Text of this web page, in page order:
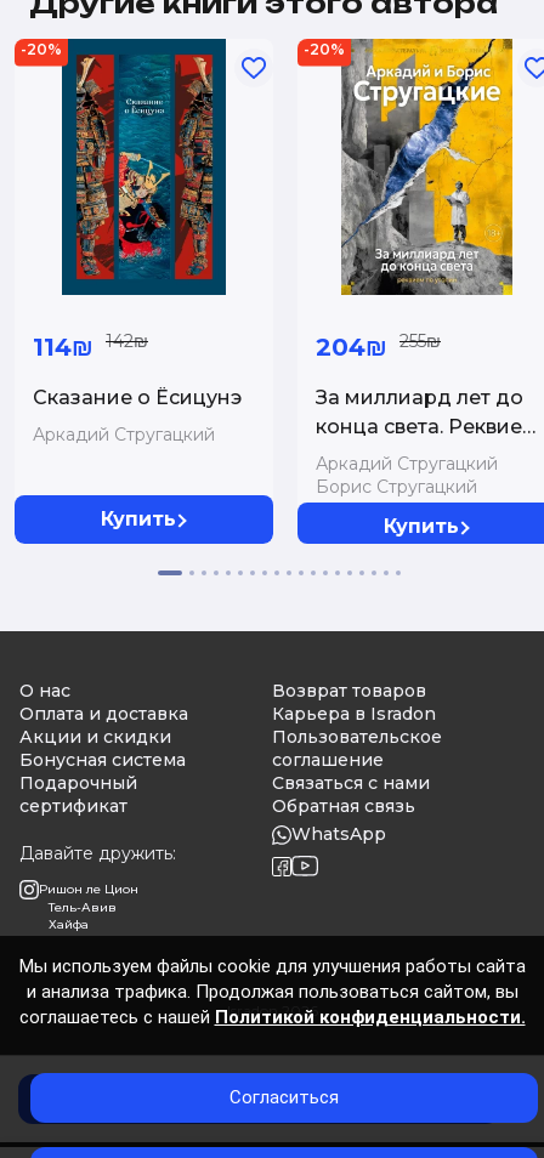
Добавить в корзину
-20%
114₪ 142₪
Сказание о Ёсицунэ
Аркадий Стругацкий
Купить
-20%
204₪ 255₪
За миллиард лет до
конца света. Реквием
по утопии
Аркадий Стругацкий
Борис Стругацкий
Купить
О нас
Оплата и доставка
Акции и скидки
Бонусная система
Подарочный
сертификат
Давайте дружить:
Ришон ле Цион
Тель-Авив
Хайфа
Возврат товаров
Карьера в Isradon
Пользовательское
соглашение
Связаться с нами
Обратная связь
WhatsApp
Isradon 2026
Мы используем файлы cookie для улучшения работы сайта
и анализа трафика. Продолжая пользоваться сайтом, вы
соглашаетесь с нашей Политикой конфиденциальности.
Согласиться